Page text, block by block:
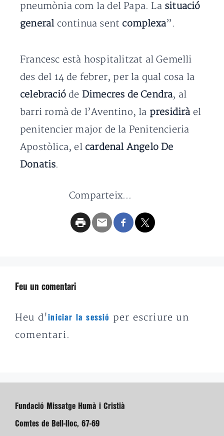
pneumònia com la del Papa. La situació
general continua sent complexa”.
Francesc està hospitalitzat al Gemelli
des del 14 de febrer, per la qual cosa la
celebració de Dimecres de Cendra, al
barri romà de l’Aventino, la presidirà el
penitencier major de la Penitencieria
Apostòlica, el cardenal Angelo De
Donatis.
Comparteix...
Feu un comentari
Heu d'iniciar la sessió
per escriure un
comentari.
Fundació Missatge Humà i Cristià
Comtes de Bell-lloc, 67-69